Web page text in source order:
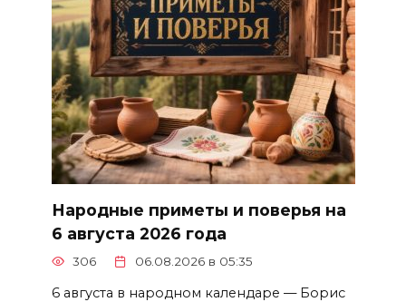
Народные приметы и поверья на
6 августа 2026 года
306 06.08.2026 в 05:35
6 августа в народном календаре — Борис